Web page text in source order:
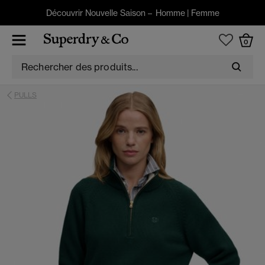
Découvrir Nouvelle Saison – Homme| Femme
0
PULLS